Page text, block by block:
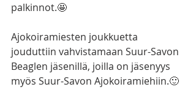
palkinnot.🤩
Ajokoiramiesten joukkuetta
jouduttiin vahvistamaan Suur-Savon
Beaglen jäsenillä, joilla on jäsenyys
myös Suur-Savon Ajokoiramiehiin.🙂